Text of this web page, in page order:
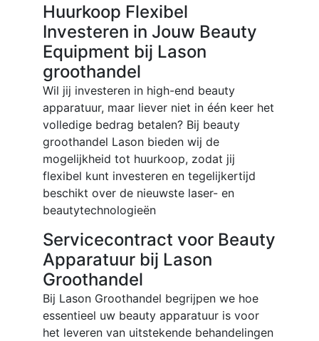
Huurkoop Flexibel
Investeren in Jouw Beauty
Equipment bij Lason
groothandel
Wil jij investeren in high-end beauty
apparatuur, maar liever niet in één keer het
volledige bedrag betalen? Bij beauty
groothandel Lason bieden wij de
mogelijkheid tot huurkoop, zodat jij
flexibel kunt investeren en tegelijkertijd
beschikt over de nieuwste laser- en
beautytechnologieën
Servicecontract voor Beauty
Apparatuur bij Lason
Groothandel
Bij Lason Groothandel begrijpen we hoe
essentieel uw beauty apparatuur is voor
het leveren van uitstekende behandelingen